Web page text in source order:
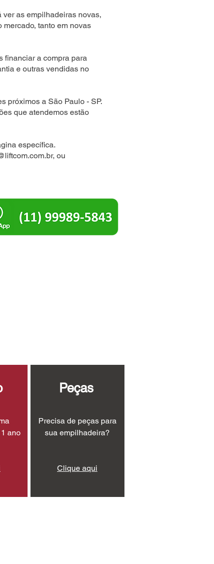
as empilhadeiras novas,
tanto em novas
financiar a compra para
e outras vendidas no
próximos a São Paulo - SP.
que atendemos estão
específica.
, ou
ano
Peças
Precisa de peças para
sua empilhadeira?
Clique aqui